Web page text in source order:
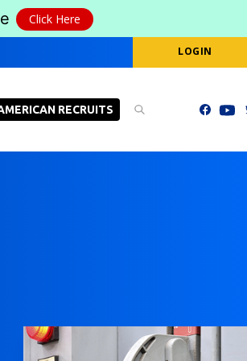
Click Here
LOGIN
RECRUITS